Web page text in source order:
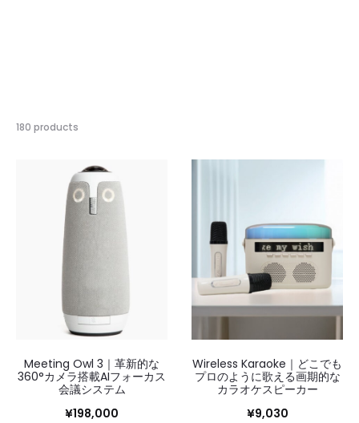
180 products
166
～
180/180
を
表
示
し
て
ま
す
し
い
順
Meeting Owl 3｜革新的な
360°カメラ搭載AIフォーカス
会議システム
¥198,000
Wireless Karaoke｜どこでも
プロのように歌える画期的な
カラオケスピーカー
¥9,030